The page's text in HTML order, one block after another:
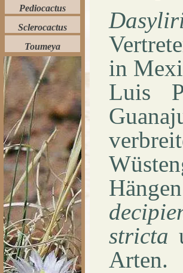
Pediocactus
Sclerocactus
Toumeya
in
Luis
stricta
Arten.